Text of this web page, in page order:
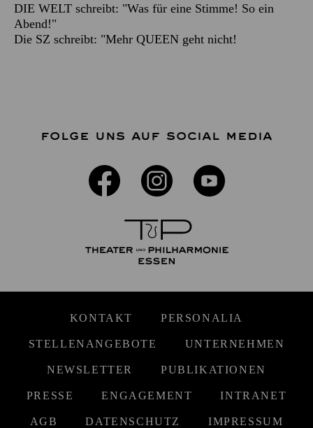
DIE WELT schreibt: "Was für eine Stimme! So ein
Abend!"
Die SZ schreibt: "Mehr QUEEN geht nicht!
FOLGE UNS AUF SOCIAL MEDIA
KONTAKT PERSONALIA
STELLENANGEBOTE UNTERNEHMEN
NEWSLETTER PUBLIKATIONEN
PRESSE ENGAGEMENT INTRANET
AGB DATENSCHUTZ IMPRESSUM